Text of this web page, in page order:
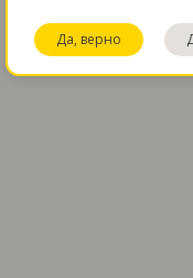
Да, верно